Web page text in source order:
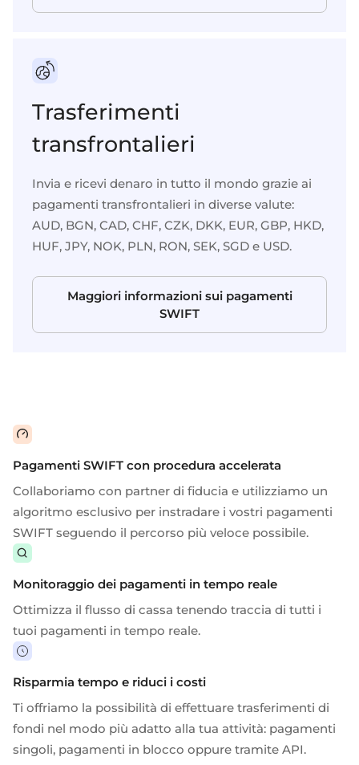
Trasferimenti
transfrontalieri
Invia e ricevi denaro in tutto il mondo grazie ai
pagamenti transfrontalieri in diverse valute:
AUD, BGN, CAD, CHF, CZK, DKK, EUR, GBP, HKD,
HUF, JPY, NOK, PLN, RON, SEK, SGD e USD.
Maggiori informazioni sui pagamenti
SWIFT
Pagamenti SWIFT con procedura accelerata
Collaboriamo con partner di fiducia e utilizziamo un
algoritmo esclusivo per instradare i vostri pagamenti
SWIFT seguendo il percorso più veloce possibile.
Monitoraggio dei pagamenti in tempo reale
Ottimizza il flusso di cassa tenendo traccia di tutti i
tuoi pagamenti in tempo reale.
Risparmia tempo e riduci i costi
Ti offriamo la possibilità di effettuare trasferimenti di
fondi nel modo più adatto alla tua attività: pagamenti
singoli, pagamenti in blocco oppure tramite API.